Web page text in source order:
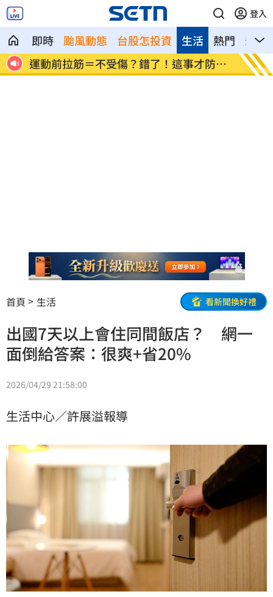
登入
即時 颱風動態 台股怎投資 熱門 影音
生活
運動前拉筋＝不受傷？錯了！這事才防傷
害
遭詐
首頁 生活 看新聞換好禮
出國7天以上會住同間飯店？ 網一
面倒給答案：很爽+省20%
2026/04/29 21:58:00
生活中心／許展溢報導